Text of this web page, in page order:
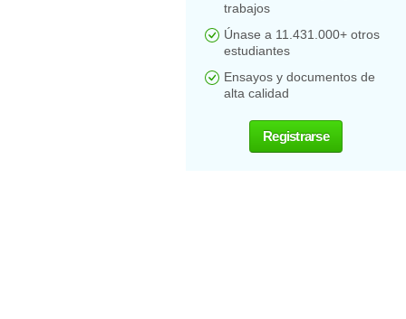
trabajos
Únase a 11.431.000+ otros
estudiantes
Ensayos y documentos de
alta calidad
Registrarse